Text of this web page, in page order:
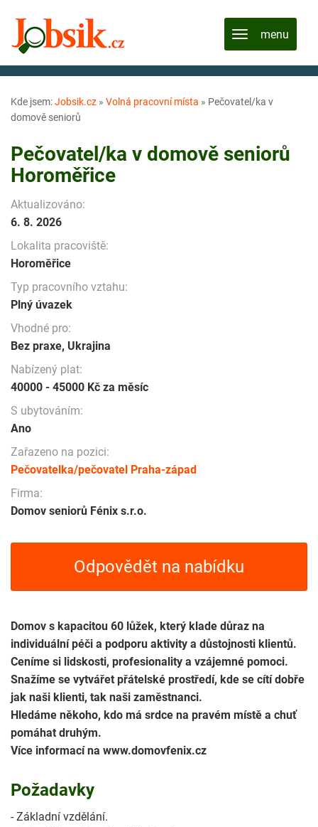
Kde jsem:Jobsik.cz » Volná pracovní místa » Pečovatel/ka v
domově seniorů
Pečovatel/ka v domově seniorů
Horoměřice
Aktualizováno:
6. 8. 2026
Lokalita pracoviště:
Horoměřice
Typ pracovního vztahu:
Plný úvazek
Vhodné pro:
Bez praxe, Ukrajina
Nabízený plat:
40000 - 45000 Kč za měsíc
S ubytováním:
Ano
Zařazeno na pozici:
Pečovatelka/pečovatel Praha-západ
Firma:
Domov seniorů Fénix s.r.o.
Odpovědět na nabídku
Domov s kapacitou 60 lůžek, který klade důraz na
individuální péči a podporu aktivity a důstojnosti klientů.
Ceníme si lidskosti, profesionality a vzájemné pomoci.
Snažíme se vytvářet přátelské prostředí, kde se cítí dobře
jak naši klienti, tak naši zaměstnanci.
Hledáme někoho, kdo má srdce na pravém místě a chuť
pomáhat druhým.
Více informací na www.domovfenix.cz
Požadavky
- Základní vzdělání.